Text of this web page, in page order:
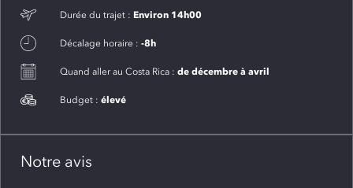
Durée du trajet : Environ 14h00
Décalage horaire : -8h
Quand aller au Costa Rica : de décembre à avril
Budget : élevé
Notre avis